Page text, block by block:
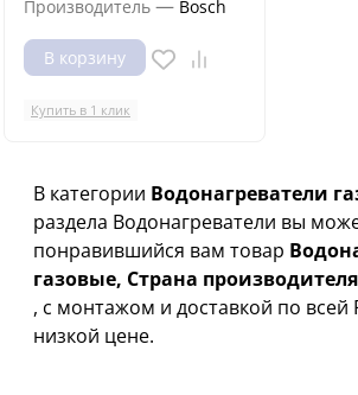
Производитель — Bosch
В корзину
Купить в 1 клик
В категории Водонагреватели
раздела Водонагреватели вы
понравившийся вам товар
газовые, Страна
, с монтажом и доставкой по всей
низкой цене.